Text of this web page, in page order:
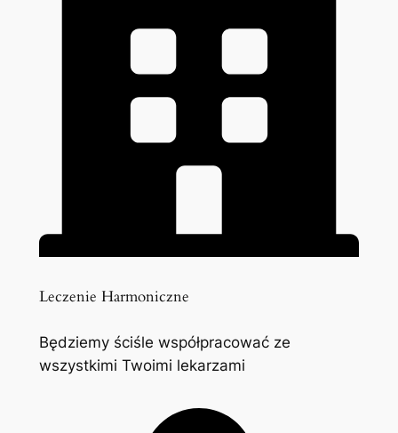
Leczenie Harmoniczne
Będziemy ściśle współpracować ze
wszystkimi Twoimi lekarzami